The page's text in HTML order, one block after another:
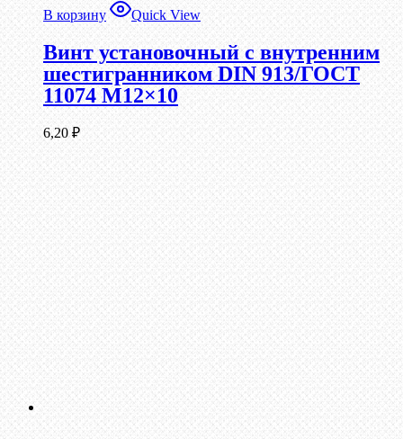
В корзину Quick View
Винт установочный с внутренним
шестигранником DIN 913/ГОСТ
11074 М12×10
6,20 ₽